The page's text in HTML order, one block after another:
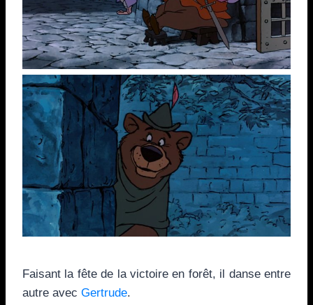
Faisant la fête de la victoire en forêt, il danse entre
autre avec Gertrude.